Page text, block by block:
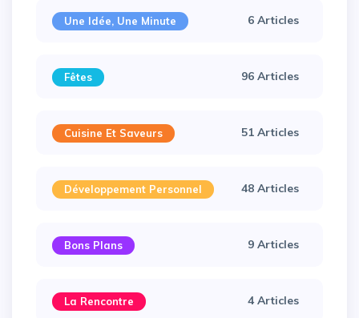
Une Idée, Une Minute 6 Articles
Fêtes 96 Articles
Cuisine Et Saveurs 51 Articles
Développement Personnel 48 Articles
Bons Plans 9 Articles
La Rencontre 4 Articles